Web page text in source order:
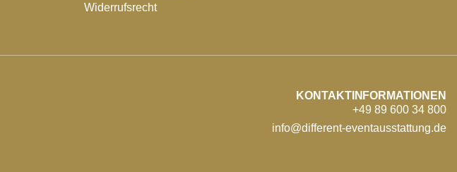
Widerrufsrecht
KONTAKTINFORMATIONEN
+49 89 600 34 800
info@different-eventausstattung.de